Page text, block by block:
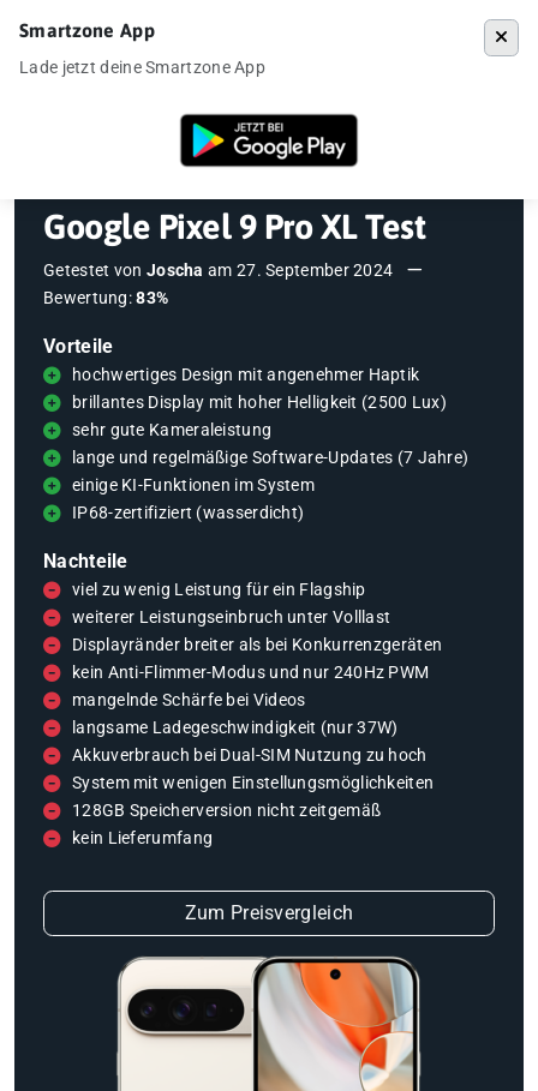
Testberichte Google Pixel 9 Pro XL Test
Google Pixel 9 Pro XL Test
Getestet von Joscha am 27. September 2024
Bewertung:83%
Vorteile
hochwertiges Design mit angenehmer Haptik
brillantes Display mit hoher Helligkeit (2500 Lux)
sehr gute Kameraleistung
lange und regelmäßige Software-Updates (7 Jahre)
einige KI-Funktionen im System
IP68-zertifiziert (wasserdicht)
Nachteile
viel zu wenig Leistung für ein Flagship
weiterer Leistungseinbruch unter Volllast
Displayränder breiter als bei Konkurrenzgeräten
kein Anti-Flimmer-Modus und nur 240Hz PWM
mangelnde Schärfe bei Videos
langsame Ladegeschwindigkeit (nur 37W)
Akkuverbrauch bei Dual-SIM Nutzung zu hoch
System mit wenigen Einstellungsmöglichkeiten
128GB Speicherversion nicht zeitgemäß
kein Lieferumfang
Zum Preisvergleich
Smartzone App
Lade jetzt deine Smartzone App